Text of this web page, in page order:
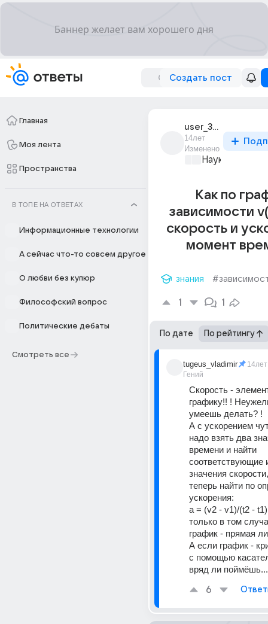
Создать пост
Главная
Моя лента
Пространства
В ТОПЕ НА ОТВЕТАХ
Информационные технологии
А сейчас что-то совсем другое
О любви без купюр
Философский вопрос
Политические дебаты
Смотреть все
user_30069276
14лет
Изменено
Наука
Как по
зависимости
скорость и
момент
знания
1 1
По дате По рейтингу
tugeus_vladimir
Гений
14лет
Скорость -
графику!! !
умеешь делать? !
А с ускорением
надо взять два
времени и найти
соответствующие
значения
теперь найти по
ускорения:
а = (v2 - v1)/(t2 -
только в том
график - прямая
А если график -
с помощью
вряд ли поймёшь...
6